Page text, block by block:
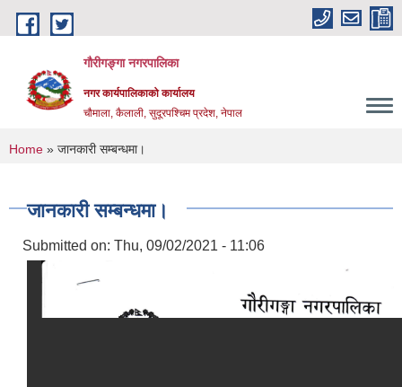
Skip to main content
गौरीगङ्गा नगरपालिका
नगर कार्यपालिकाको कार्यालय
चौमाला, कैलाली, सुदूरपश्चिम प्रदेश, नेपाल
You are here
Home » जानकारी सम्बन्धमा।
जानकारी सम्बन्धमा।
Submitted on: Thu, 09/02/2021 - 11:06